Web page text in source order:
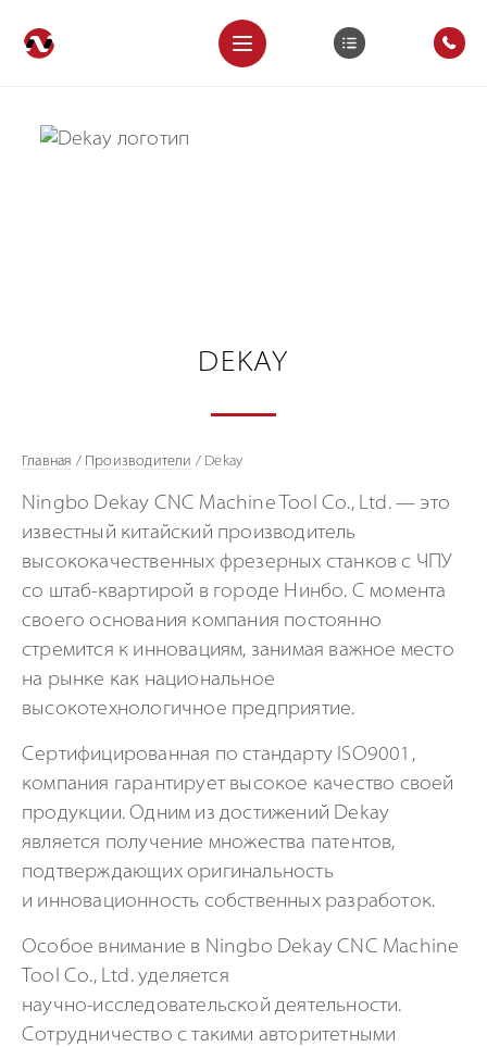
DEKAY
Главная / Производители / Dekay
Ningbo Dekay CNC Machine Tool Co., Ltd. — это
известный китайский производитель
высококачественных фрезерных станков с ЧПУ
со штаб-квартирой в городе Нинбо. С момента
своего основания компания постоянно
стремится к инновациям, занимая важное место
на рынке как национальное
высокотехнологичное предприятие.
Сертифицированная по стандарту ISO9001,
компания гарантирует высокое качество своей
продукции. Одним из достижений Dekay
является получение множества патентов,
подтверждающих оригинальность
и инновационность собственных разработок.
Особое внимание в Ningbo Dekay CNC Machine
Tool Co., Ltd. уделяется
научно-исследовательской деятельности.
Сотрудничество с такими авторитетными